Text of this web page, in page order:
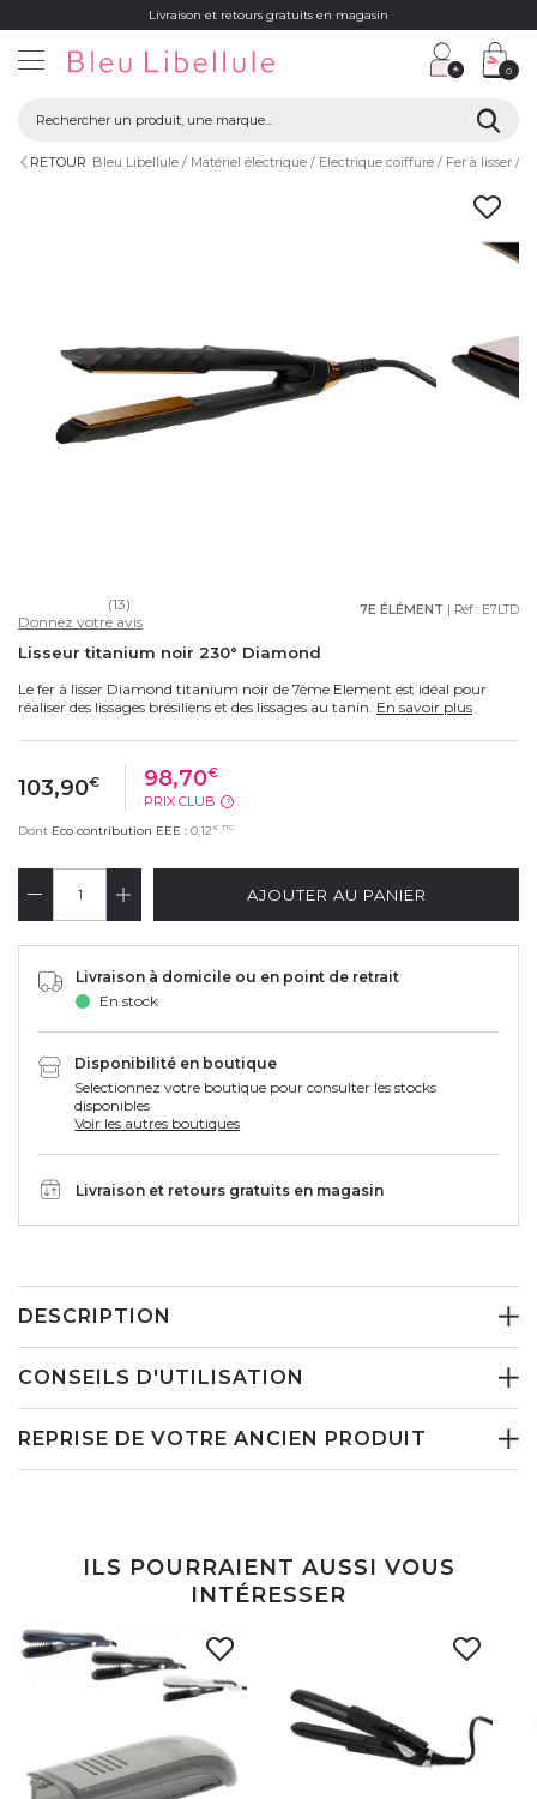
Livraison et retours gratuits en magasin
0
RETOUR Bleu Libellule Matériel électrique Electrique coiffure Fer à lisser
7E ÉLÉMENT | Réf : E7LTD
(13)
Donnez votre avis
Lisseur titanium noir 230° Diamond
Le fer à lisser Diamond titanium noir de 7ème Element est idéal pour
réaliser des lissages brésiliens et des lissages au tanin. En savoir plus
103,90€ 98,70€
PRIX CLUB ?
Dont Eco contribution EEE : 0,12 € TTC
AJOUTER AU PANIER
Livraison à domicile ou en point de retrait
En stock
Disponibilité en boutique
Selectionnez votre boutique pour consulter les stocks
disponibles
Voir les autres boutiques
Livraison et retours gratuits en magasin
DESCRIPTION
CONSEILS D'UTILISATION
REPRISE DE VOTRE ANCIEN PRODUIT
ILS POURRAIENT AUSSI VOUS
INTÉRESSER